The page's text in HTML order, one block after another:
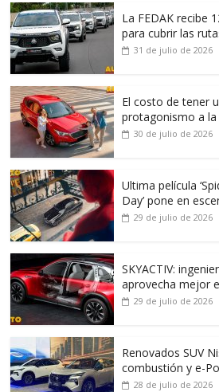
La FEDAK recibe
para cubrir las
31 de julio de 2026
El costo de tener
protagonismo a
30 de julio de 2026
Ultima película
Day’ pone en
29 de julio de 2026
SKYACTIV:
aprovecha mejor
29 de julio de 2026
Renovados SUV
combustión y e-
28 de julio de 2026